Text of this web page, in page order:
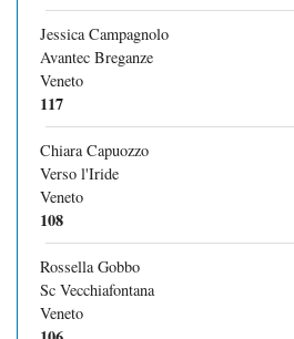
Jessica Campagnolo
Avantec Breganze
Veneto
117
Chiara Capuozzo
Verso l'Iride
Veneto
108
Rossella Gobbo
Sc Vecchiafontana
Veneto